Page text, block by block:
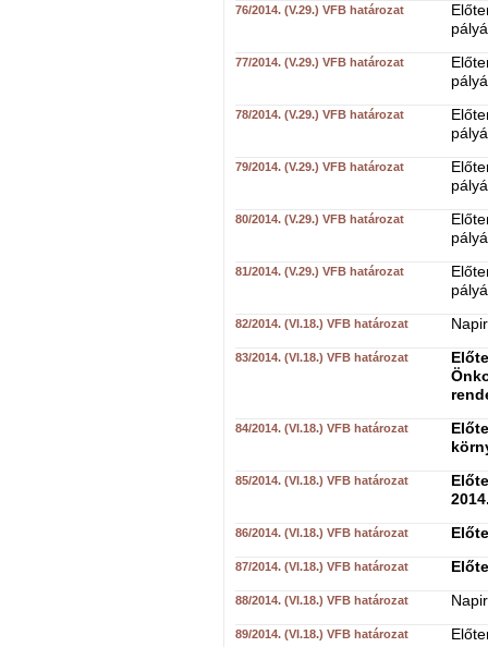
76/2014. (V.29.) VFB határozat
77/2014. (V.29.) VFB határozat
78/2014. (V.29.) VFB határozat
79/2014. (V.29.) VFB határozat
80/2014. (V.29.) VFB határozat
81/2014. (V.29.) VFB határozat
82/2014. (VI.18.) VFB határozat
83/2014. (VI.18.) VFB határozat
84/2014. (VI.18.) VFB határozat
85/2014. (VI.18.) VFB határozat
86/2014. (VI.18.) VFB határozat
87/2014. (VI.18.) VFB határozat
88/2014. (VI.18.) VFB határozat
89/2014. (VI.18.) VFB határozat